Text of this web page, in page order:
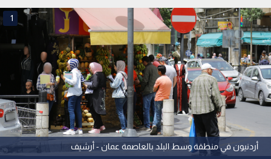
أردنيون في منطقة وسط البلد بالعاصمة عمان - أرشيف
1